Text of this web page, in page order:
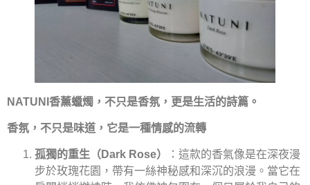
NATUNI香薰蠟燭，不只是香氛，更是生活的詩篇。
香氛，不只是味道，它是一種情感的流轉
孤獨的重生（Dark Rose）
：這款的香氣像是在深夜漫
步於玫瑰花園，帶有一絲神秘感和深沉的浪漫。當它在